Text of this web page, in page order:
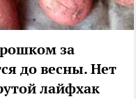
за
до весны. Нет
лайфхак